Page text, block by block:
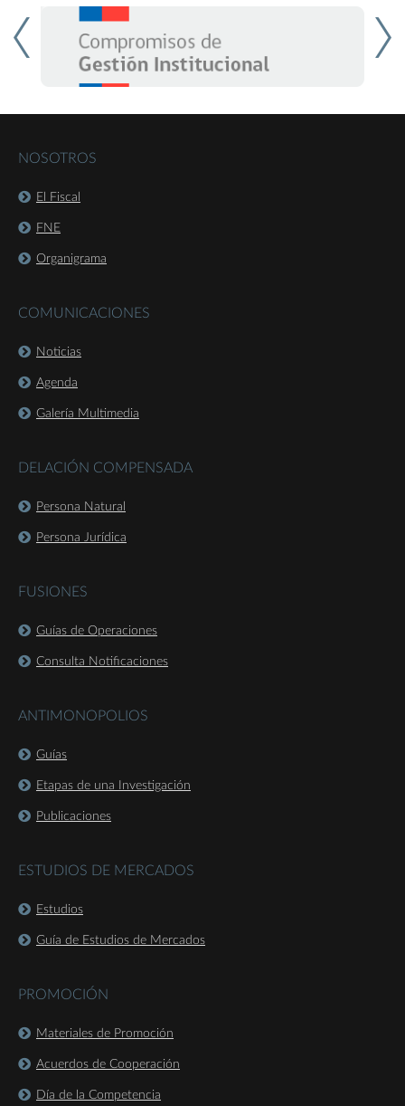
NOSOTROS
El Fiscal
FNE
Organigrama
COMUNICACIONES
Noticias
Agenda
Galería Multimedia
DELACIÓN COMPENSADA
Persona Natural
Persona Jurídica
FUSIONES
Guías de Operaciones
Consulta Notificaciones
ANTIMONOPOLIOS
Guías
Etapas de una Investigación
Publicaciones
ESTUDIOS DE MERCADOS
Estudios
Guía de Estudios de Mercados
PROMOCIÓN
Materiales de Promoción
Acuerdos de Cooperación
Día de la Competencia